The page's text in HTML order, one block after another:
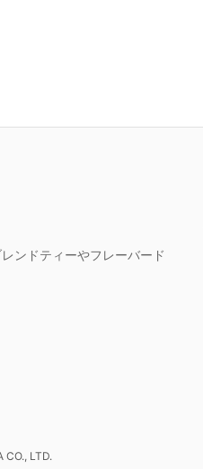
ンドティーやフレーバード
CO., LTD.